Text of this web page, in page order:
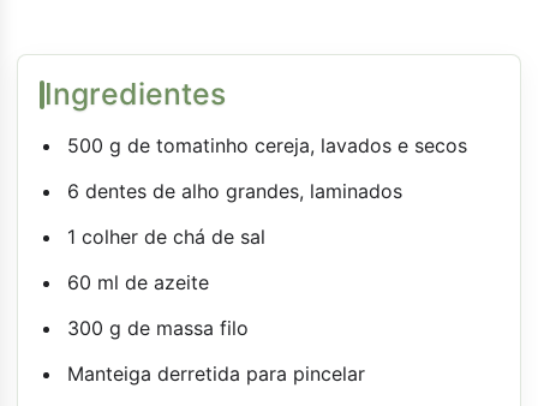
Ingredientes
500 g de tomatinho cereja, lavados e secos
6 dentes de alho grandes, laminados
1 colher de chá de sal
60 ml de azeite
300 g de massa filo
Manteiga derretida para pincelar